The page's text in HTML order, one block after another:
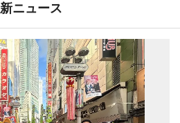
ニュース